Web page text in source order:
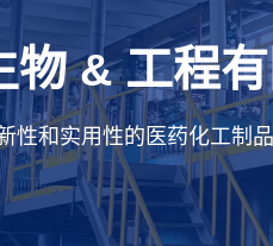
物&工程
性和实用性的医药化工制